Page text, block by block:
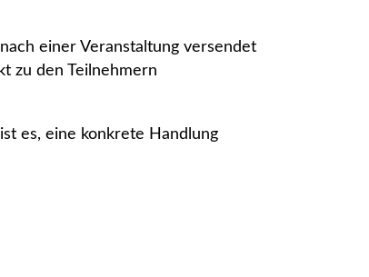
einer Veranstaltung versendet
zu den Teilnehmern
es, eine konkrete Handlung